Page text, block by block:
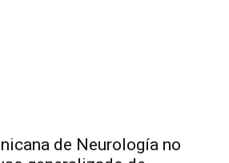
de Neurología no